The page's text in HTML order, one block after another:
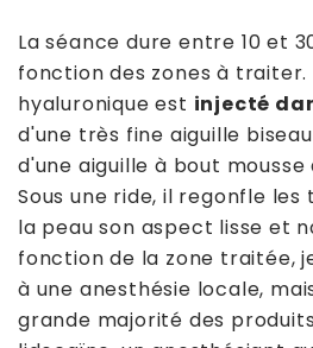
La séance dure entre 10 et
fonction des zones à traiter.
hyaluronique est injecté
d'une très fine aiguille
d'une aiguille à bout
Sous une ride, il regonfle les
la peau son aspect lisse et
fonction de la zone traitée,
à une anesthésie locale,
grande majorité des